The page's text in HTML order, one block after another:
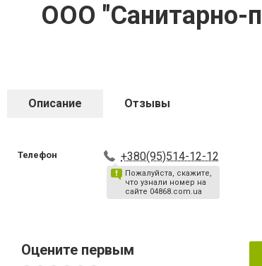
ООО "Санитарно-
Описание Отзывы
Телефон +380(95)514-12-12
Пожалуйста, скажите,
что узнали номер на
сайте 04868.com.ua
Оцените первым